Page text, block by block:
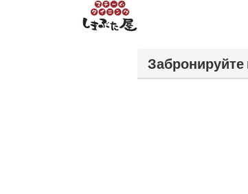
Забронируйте